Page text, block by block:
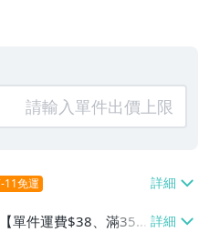
11免運
單件運費$38、滿35